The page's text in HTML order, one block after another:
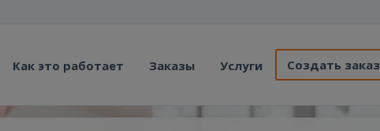
Как это работает Заказы Услуги Создать заказ